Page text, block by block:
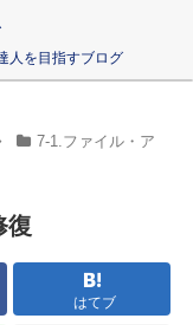
人を目指すブログ
7-1.ファイル・ア
復
はてブ